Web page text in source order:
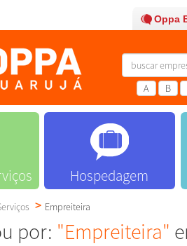
Oppa
A B
Hospedagem
Empreiteira
por: "Empreiteira"